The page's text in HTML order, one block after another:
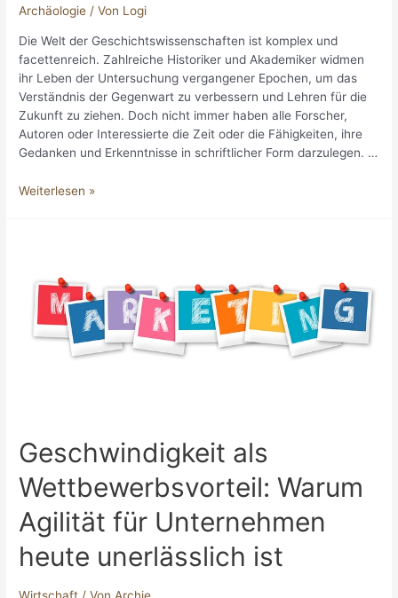
Archäologie / Von Logi
Die Welt der Geschichtswissenschaften ist komplex und
facettenreich. Zahlreiche Historiker und Akademiker widmen
ihr Leben der Untersuchung vergangener Epochen, um das
Verständnis der Gegenwart zu verbessern und Lehren für die
Zukunft zu ziehen. Doch nicht immer haben alle Forscher,
Autoren oder Interessierte die Zeit oder die Fähigkeiten, ihre
Gedanken und Erkenntnisse in schriftlicher Form darzulegen. …
Ghostwriter
auf
höchstem
Niveau
Weiterlesen »
Geschwindigkeit als
Wettbewerbsvorteil: Warum
Agilität für Unternehmen
heute unerlässlich ist